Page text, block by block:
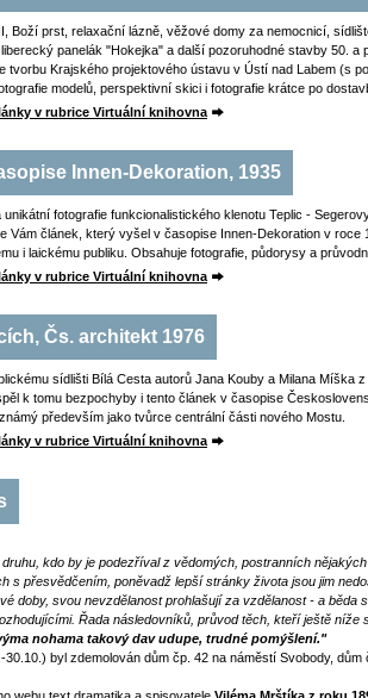
Boží prst, relaxační lázně, věžové domy za nemocnicí,
panelák "Hokejka" a další pozoruhodné stavby 50.
tvorbu Krajského projektového ústavu v Ústí nad Labem (s
modelů, perspektivní skici i fotografie krátce po
v rubrice Virtuální knihovna
Innen-Dekoration, 1935
unikátní fotografie funkcionalistického klenotu Teplic -
Vám článek, který vyšel v časopise Innen-Dekoration v roce
i laickému publiku. Obsahuje fotografie, půdorysy a
v rubrice Virtuální knihovna
Čs. architekt 1976
sídlišti Bílá Cesta autorů Jana Kouby a Milana Míška
k tomu bezpochyby i tento článek v časopise
především jako tvůrce centrální části nového Mostu.
v rubrice Virtuální knihovna
kdo by je podezříval z vědomých, postranních
s přesvědčením, poněvadž lepší stránky života jsou jim
doby, svou nevzdělanost prohlašují za vzdělanost - a běda
Řada následovníků, průvod těch, kteří ještě níže
nohama takový dav udupe, trudné pomýšlení."
byl zdemolován dům čp. 42 na náměstí Svobody,